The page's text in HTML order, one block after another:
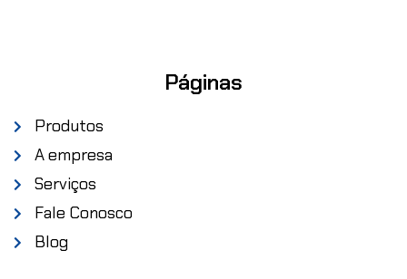
Páginas
Produtos
A empresa
Serviços
Fale Conosco
Blog